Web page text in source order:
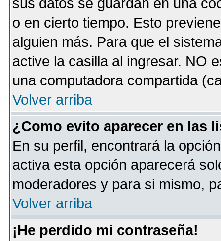
sus datos se guardan en una
o en cierto tiempo. Esto
alguien más. Para que el
active la casilla al ingresar. NO
una computadora compartida
Volver arriba
¿Como evito aparecer en las
En su perfil, encontrará la
activa esta opción aparecerá
moderadores y para si mismo,
Volver arriba
¡He perdido mi contraseña!